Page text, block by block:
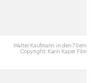
Walter Kaufmann in den 70ern
Copyright: Karin Kaper Film